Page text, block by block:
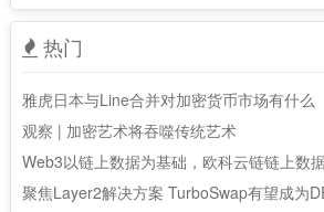
热门
雅虎日本与Line合并对加密货币市场有什么
观察 | 加密艺术将吞噬传统艺术
Web3以链上数据为基础，欧科云链链上数
聚焦Layer2解决方案 TurboSwap有望成为